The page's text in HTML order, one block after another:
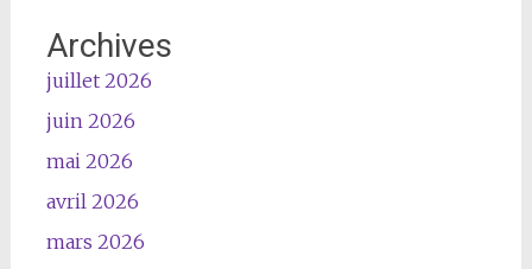
Archives
juillet 2026
juin 2026
mai 2026
avril 2026
mars 2026